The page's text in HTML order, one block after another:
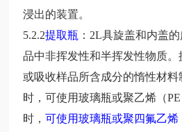
浸出的装置。
5.2.2提取瓶 ： 2L具旋盖和内盖
品中非挥发性和半挥发性物质。
或吸收样品所含成分的惰性材
时，可使用玻璃瓶或聚乙烯（PE
时，可使用玻璃瓶或聚四氟乙烯